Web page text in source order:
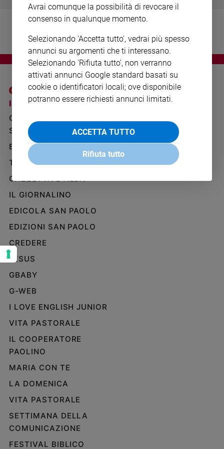
Ambiente
Volontariato
Diritti
Aziende
valore
Caso
settimana
Migranti
Diversità
Costume
e
2026
Cinema,
Tv
streaming
Libri
Famiglia
educazione
Genitori
e
Scuola
I SITI SAN PAOLO
GRUPPO EDITORIALE
SAN PAOLO
BENESSERE
TELENOVA
GAZZETTA D'ALBA
IL GIORNALINO
EDICOLA SAN PAOLO
EDIZIONI SAN PAOLO
CREDERE
JESUS
GBABY
G-WEB
I LOVE ENGLISH JUNIOR
VITA PASTORALE
IL COOPERATORE
PAOLINO
MARIA CON TE
LA DOMENICA
VITA PASTORALE
SETTIMANA DELLA
COMUNICAZIONE
FESTIVAL BIBLICO
NOTE LEGALI
INFORMATIVA
WHISTLEBLOWING
SOCIAL
Avrai comunque la possibilità di revocare il
consenso in qualunque momento.
Selezionando 'Accetta tutto', vedrai più spesso
annunci su argomenti che ti interessano.
Selezionando 'Rifiuta tutto', non verranno
attivati annunci Google standard basati su
cookie o identificatori locali; ove disponibile
potranno essere richiesti annunci limitati.
ACCETTA TUTTO
Rifiuta tutto